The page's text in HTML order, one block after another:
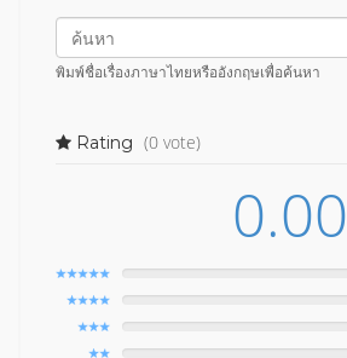
พิมพ์ชื่อเรื่องภาษาไทยหรืออังกฤษเพื่อค้นหา
Rating (0 vote)
0.00